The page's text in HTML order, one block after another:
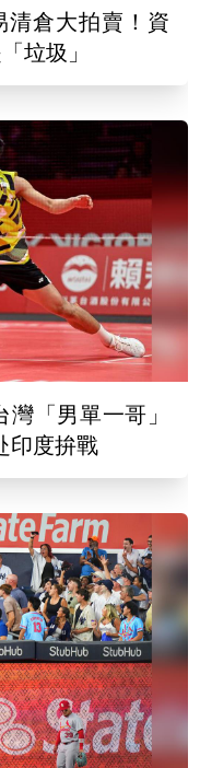
清倉大拍賣！資
垃圾」
「男單一哥」
遠赴印度拚戰